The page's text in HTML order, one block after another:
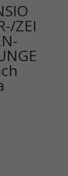
ZEI
ZEITLINIEN-